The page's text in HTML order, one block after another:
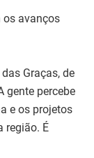
os avanços
Graças, de
gente percebe
e os projetos
região. É